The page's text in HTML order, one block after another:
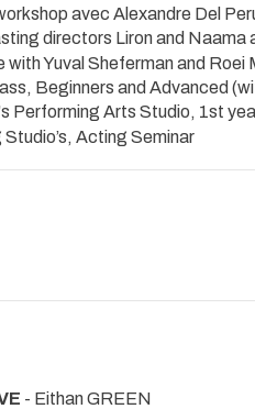
avec Alexandre Del
directors Liron and Naama
with Yuval Sheferman and Roei
Beginners and Advanced
Performing Arts Studio, 1st
Acting Seminar
- Eithan GREEN